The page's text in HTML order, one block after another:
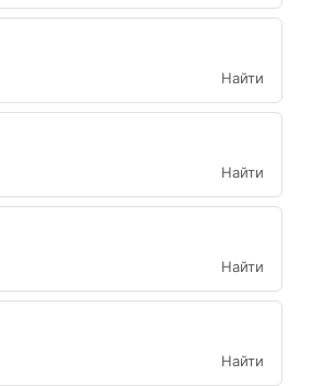
Найти
Найти
Найти
Найти